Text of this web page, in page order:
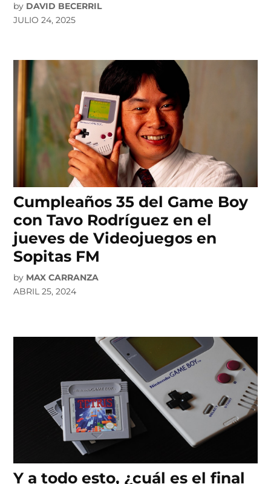
by DAVID BECERRIL
JULIO 24, 2025
Cumpleaños 35 del Game Boy
con Tavo Rodríguez en el
jueves de Videojuegos en
Sopitas FM
by MAX CARRANZA
ABRIL 25, 2024
Y a todo esto, ¿cuál es el final